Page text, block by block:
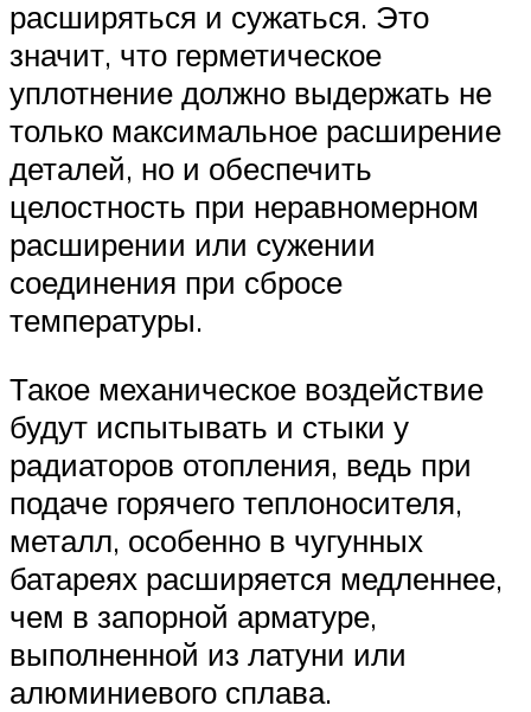
расширяться и сужаться. Это
значит, что герметическое
уплотнение должно выдержать не
только максимальное расширение
деталей, но и обеспечить
целостность при неравномерном
расширении или сужении
соединения при сбросе
температуры.
Такое механическое воздействие
будут испытывать и стыки у
радиаторов отопления, ведь при
подаче горячего теплоносителя,
металл, особенно в чугунных
батареях расширяется медленнее,
чем в запорной арматуре,
выполненной из латуни или
алюминиевого сплава.